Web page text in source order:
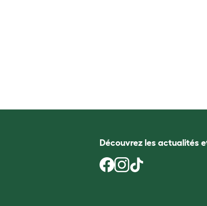
Découvrez les actualités